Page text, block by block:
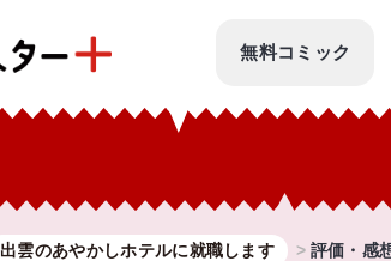
無料コミック
出雲のあやかしホテルに就職します 評価・感